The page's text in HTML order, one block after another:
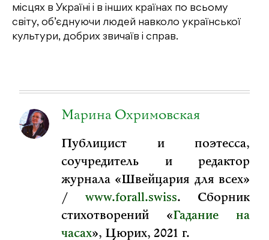
місцях в Україні і в інших країнах по всьому
світу, об’єднуючи людей навколо української
культури, добрих звичаїв і справ.
Марина Охримовская
Публицист и поэтесса,
соучредитель и редактор
журнала «Швейцария для всех»
/ www.forall.swiss. Сборник
стихотворений «Гадание на
часах», Цюрих, 2021 г.